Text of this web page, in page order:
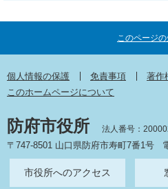
このページ
個人情報の保護 免責事項
著作
このホームページについて
防府市役所 法人番号：
〒747-8501 山口県防府市寿町7番1号
市役所へのアクセス